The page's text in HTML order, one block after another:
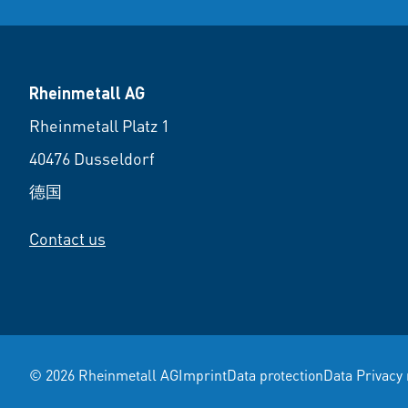
Rheinmetall AG
Rheinmetall Platz 1
40476 Dusseldorf
德国
Contact us
© 2026 Rheinmetall AGImprintData protectionData